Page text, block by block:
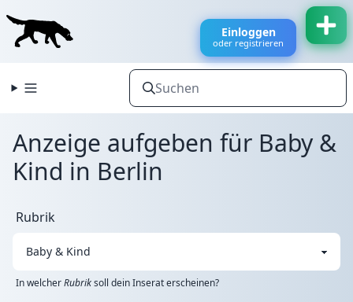
Einloggen
oder registrieren
Anzeige aufgeben für Baby &
Kind in Berlin
Rubrik
In welcherRubriksoll dein Inserat erscheinen?